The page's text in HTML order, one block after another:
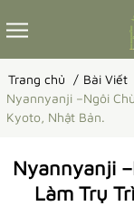
Trang chủ
Bài Viết
Nyannyanji –Ngôi
Kyoto, Nhật Bản.
Nyannyanji
Làm Trụ